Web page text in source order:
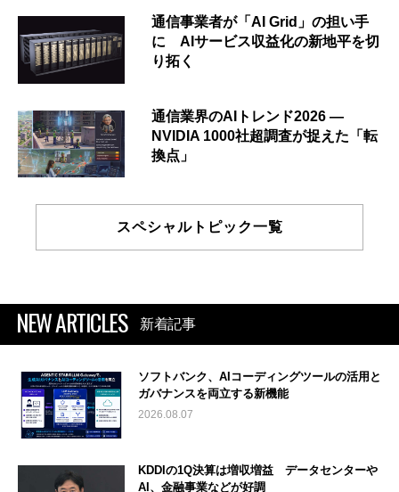
通信事業者が「AI Grid」の担い手
に AIサービス収益化の新地平を切
り拓く
通信業界のAIトレンド2026 ―
NVIDIA 1000社超調査が捉えた「転
換点」
スペシャルトピック一覧
NEW ARTICLES 新着記事
ソフトバンク、AIコーディングツールの活用と
ガバナンスを両立する新機能
2026.08.07
KDDIの1Q決算は増収増益 データセンターや
AI、金融事業などが好調